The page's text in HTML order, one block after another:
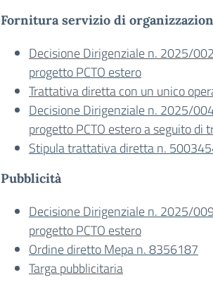
Fornitura servizio di
Decisione Dirigenziale n. 2025/
progetto PCTO estero
Trattativa diretta con un unico
Decisione Dirigenziale n. 2025/
progetto PCTO estero a seguito
Stipula trattativa diretta n.
Pubblicità
Decisione Dirigenziale n. 2025/
progetto PCTO estero
Ordine diretto Mepa n. 8356187
Targa pubblicitaria